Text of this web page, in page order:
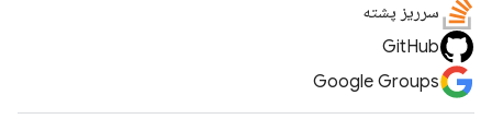
سرریز پشته
GitHub
Google Groups